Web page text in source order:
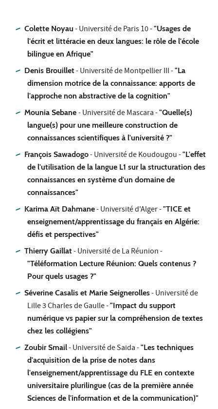
Colette Noyau - Université de Paris 10 -"Usages de
l'écrit et littéracie en deux langues: le rôle de l'école
bilingue en Afrique"
Denis Brouillet- Université de Montpellier III -"La
dimension motrice de la connaissance: apports de
l'approche non abstractive de la cognition"
Mounia Sebane- Université de Mascara -"Quelle(s)
langue(s) pour une meilleure construction de
connaissances scientifiques à l'université ?"
François Sawadogo- Université de Koudougou -"L'effet
de l'utilisation de la langue L1 sur la structuration des
connaissances en système d'un domaine de
connaissances"
Karima Aït Dahmane- Université d'Alger -"TICE et
enseignement/apprentissage du français en Algérie:
défis et perspectives"
Thierry Gaillat- Université de La Réunion -
"Téléformation Lecture Réunion: Quels contenus ?
Pour quels usages ?"
Séverine Casalis et Marie Seignerolles- Université de
Lille 3 Charles de Gaulle -"Impact du support
numérique vs papier sur la compréhension de textes
chez les collégiens"
Zoubir Smail- Université de Saida -"Les techniques
d'acquisition de la prise de notes dans
l'enseignement/apprentissage du FLE en contexte
universitaire plurilingue (cas de la première année
Sciences de l'information et de la communication)"